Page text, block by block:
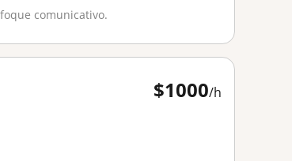
comunicativo.
$1000/h